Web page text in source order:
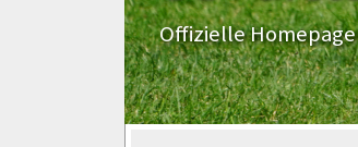
Offizielle Homepage